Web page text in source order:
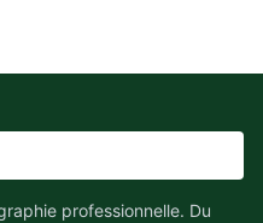
professionnelle. Du